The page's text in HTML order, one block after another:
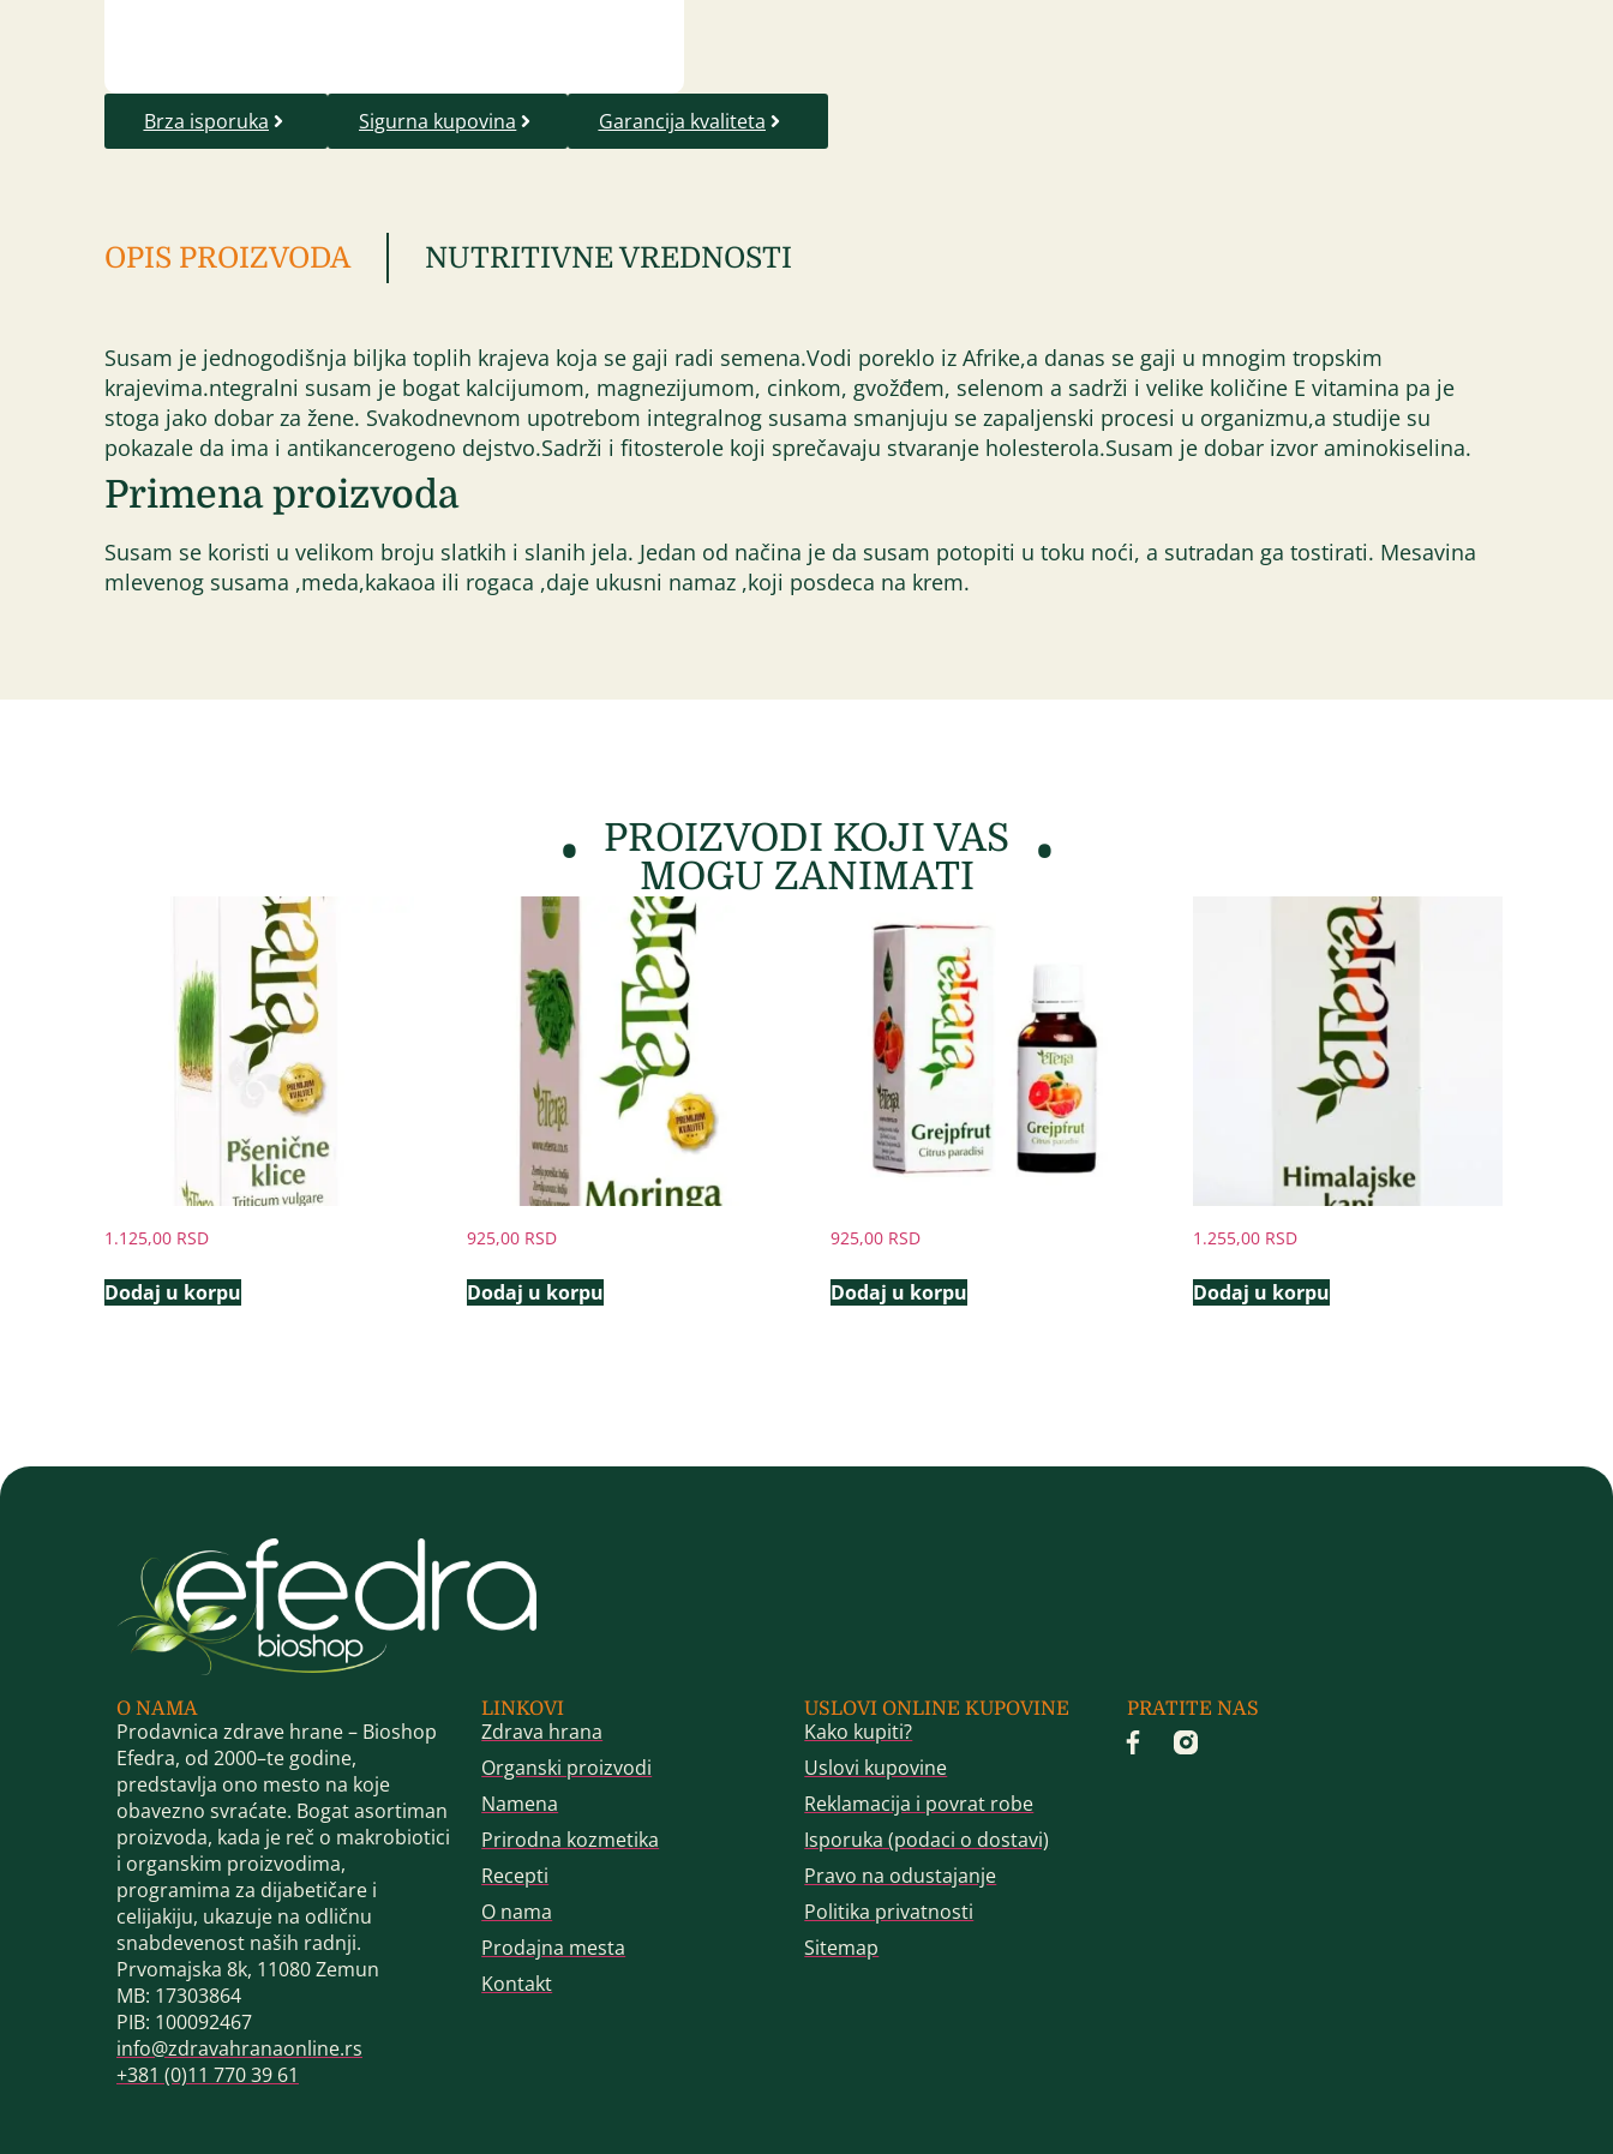
Brza isporuka Sigurna kupovina Garancija kvaliteta
OPIS PROIZVODA NUTRITIVNE VREDNOSTI
Susam je jednogodišnja biljka toplih krajeva koja se gaji radi semena.Vodi poreklo iz Afrike,a danas se gaji u mnogim tropskim
krajevima.ntegralni susam je bogat kalcijumom, magnezijumom, cinkom, gvožđem, selenom a sadrži i velike količine E vitamina pa je
stoga jako dobar za žene. Svakodnevnom upotrebom integralnog susama smanjuju se zapaljenski procesi u organizmu,a studije su
pokazale da ima i antikancerogeno dejstvo.Sadrži i fitosterole koji sprečavaju stvaranje holesterola.Susam je dobar izvor aminokiselina.
Primena proizvoda
Susam se koristi u velikom broju slatkih i slanih jela. Jedan od načina je da susam potopiti u toku noći, a sutradan ga tostirati. Mesavina
mlevenog susama ,meda,kakaoa ili rogaca ,daje ukusni namaz ,koji posdeca na krem.
PROIZVODI KOJI VAS
MOGU ZANIMATI
1.125,00 RSD
Dodaj u korpu
925,00 RSD
Dodaj u korpu
925,00 RSD
Dodaj u korpu
1.255,00 RSD
Dodaj u korpu
O NAMA
Prodavnica zdrave hrane – Bioshop
Efedra, od 2000–te godine,
predstavlja ono mesto na koje
obavezno svraćate. Bogat asortiman
proizvoda, kada je reč o makrobiotici
i organskim proizvodima,
programima za dijabetičare i
celijakiju, ukazuje na odličnu
snabdevenost naših radnji.
Prvomajska 8k, 11080 Zemun
MB: 17303864
PIB: 100092467
info@zdravahranaonline.rs
+381 (0)11 770 39 61
LINKOVI
Zdrava hrana
Organski proizvodi
Namena
Prirodna kozmetika
Recepti
O nama
Prodajna mesta
Kontakt
USLOVI ONLINE KUPOVINE
Kako kupiti?
Uslovi kupovine
Reklamacija i povrat robe
Isporuka (podaci o dostavi)
Pravo na odustajanje
Politika privatnosti
Sitemap
PRATITE NAS